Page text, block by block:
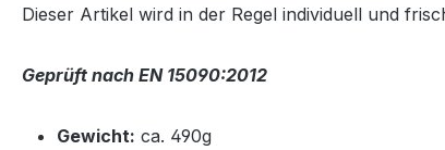
Dieser Artikel wird in der Regel individuell und
Geprüft nach EN 15090:2012
Gewicht: ca. 490g